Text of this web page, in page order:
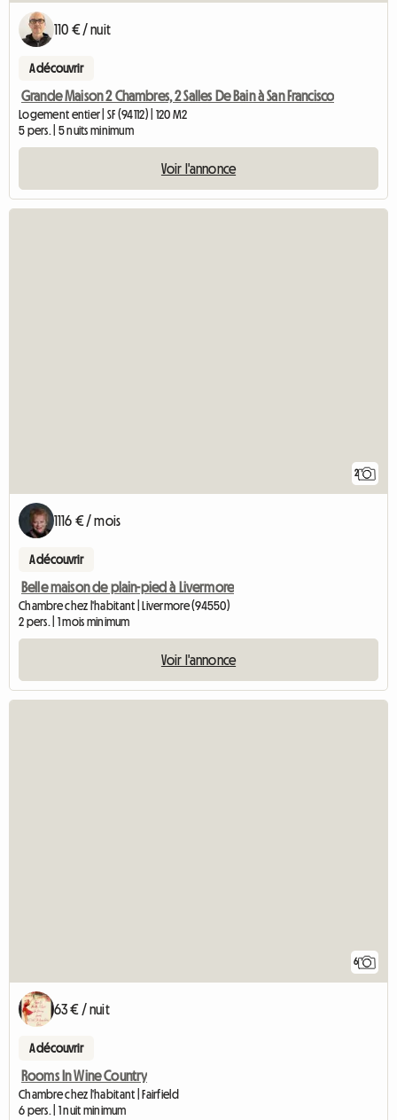
110 € / nuit
A découvrir
Grande Maison 2 Chambres, 2 Salles De Bain à San Francisco
Logement entier | SF (94112) | 120 M2
5 pers. | 5 nuits minimum
Voir l'annonce
2
1116 € / mois
A découvrir
Belle maison de plain-pied à Livermore
Chambre chez l'habitant | Livermore (94550)
2 pers. | 1 mois minimum
Voir l'annonce
6
63 € / nuit
A découvrir
Rooms In Wine Country
Chambre chez l'habitant | Fairfield
6 pers. | 1 nuit minimum